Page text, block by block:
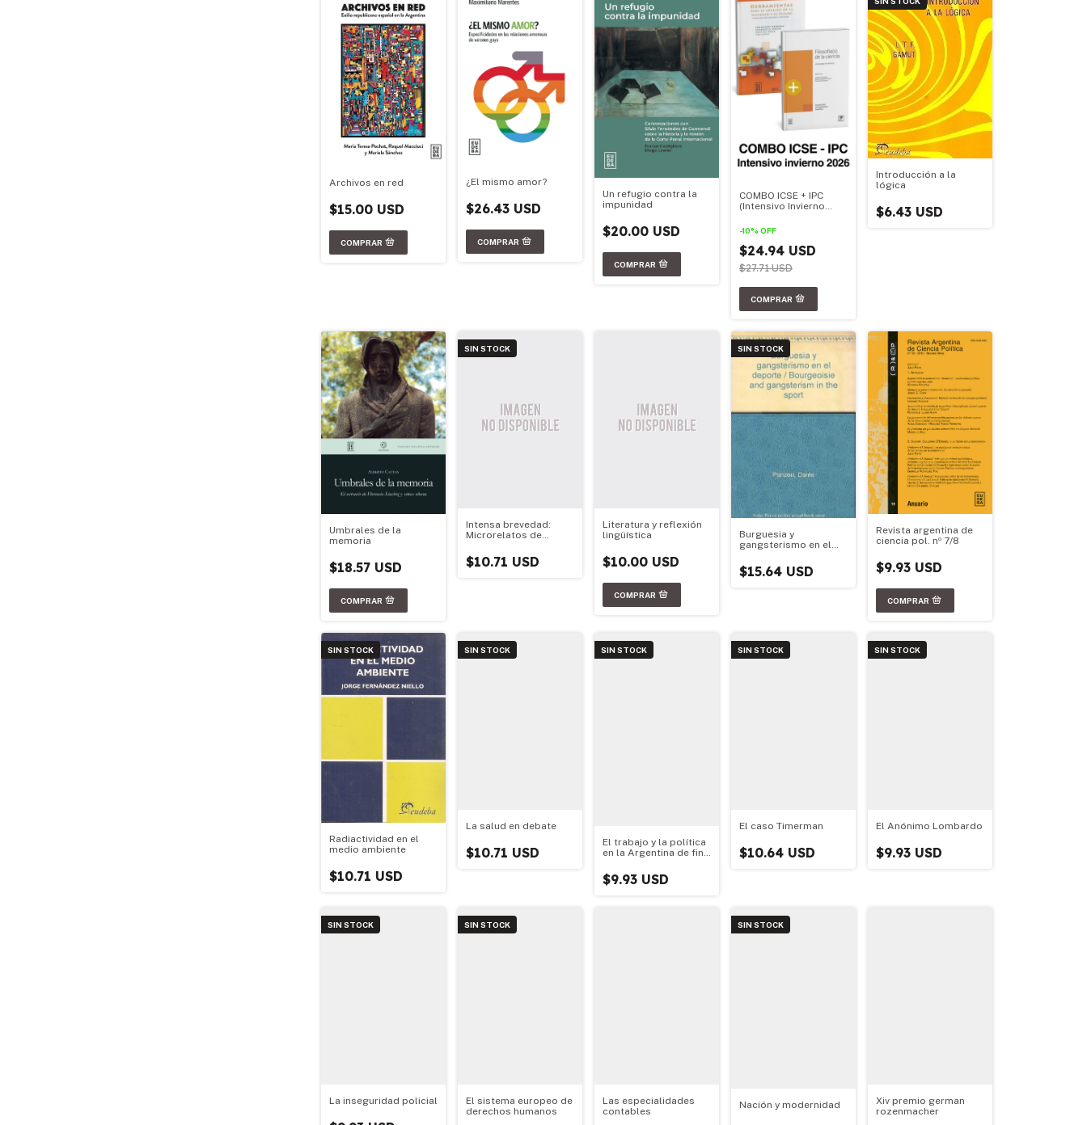
Archivos en red
$15.00 USD
¿El mismo amor?
$26.43 USD
Un refugio contra la
impunidad
$20.00 USD
COMBO ICSE + IPC
(Intensivo Invierno
-10% OFF
$24.94 USD
$27.71 USD
Introducción a la
lógica
$6.43 USD
Umbrales de la
memoria
$18.57 USD
SIN STOCK
Intensa brevedad:
Microrelatos de
$10.71 USD
Literatura y reflexión
lingüística
$10.00 USD
SIN STOCK
Burguesia y
gangsterismo en el
$15.64 USD
Revista argentina de
ciencia pol. nº 7/8
$9.93 USD
SIN STOCK
Radiactividad en el
medio ambiente
$10.71 USD
SIN STOCK
La salud en debate
$10.71 USD
SIN STOCK
El trabajo y la política
en la Argentina de fin
$9.93 USD
SIN STOCK
El caso Timerman
$10.64 USD
SIN STOCK
El Anónimo Lombardo
$9.93 USD
SIN STOCK
La inseguridad policial
SIN STOCK
El sistema europeo de
derechos humanos
Las especialidades
contables
SIN STOCK
Nación y modernidad
Xiv premio german
rozenmacher